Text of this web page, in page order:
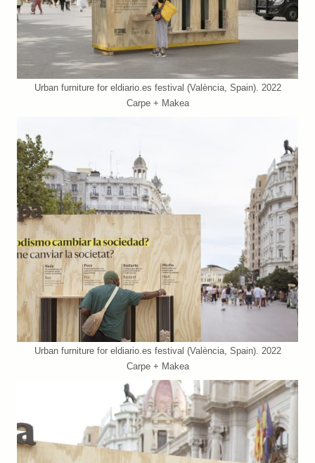
Urban furniture for eldiario.es festival (València, Spain). 2022
Carpe + Makea
Urban furniture for eldiario.es festival (València, Spain). 2022
Carpe + Makea